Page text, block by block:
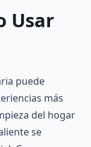
Usar
puede
más
del hogar
se